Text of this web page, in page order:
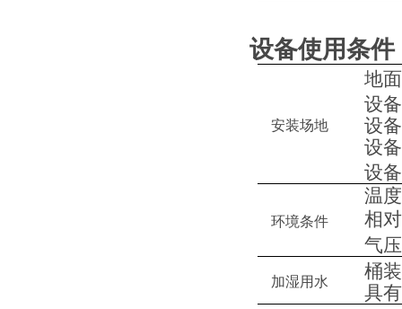
设备使用条件
安装场地
地
设
设
设
设
环境条件
温
相
气
加湿用水
桶
具